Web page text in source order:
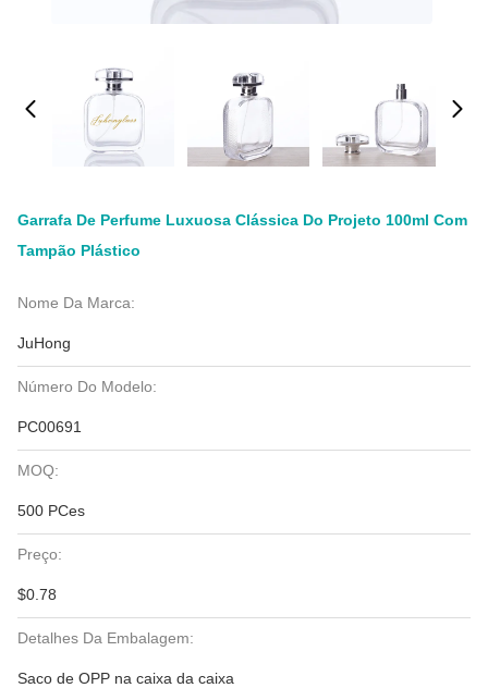
Garrafa De Perfume Luxuosa Clássica Do Projeto 100ml Com
Tampão Plástico
Nome Da Marca:
JuHong
Número Do Modelo:
PC00691
MOQ:
500 PCes
Preço:
$0.78
Detalhes Da Embalagem:
Saco de OPP na caixa da caixa